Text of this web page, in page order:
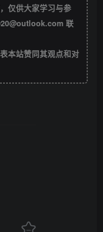
仅供大家学习与参
联
本站赞同其观点和对